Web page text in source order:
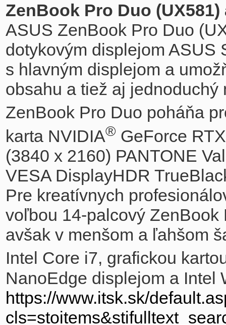
ZenBook Pro Duo
ASUS ZenBook Pro Duo
dotykovým displejom
s hlavným displejom a
obsahu a tiež aj jednoduchý
ZenBook Pro Duo poháňa
karta NVIDIA® GeForce
(3840 x 2160) PANTONE
VESA DisplayHDR
Pre kreatívnych
voľbou 14-palcový ZenBook
avšak v menšom a ľahšom
Intel Core i7, grafickou
NanoEdge displejom a Intel
https://www.itsk.sk/